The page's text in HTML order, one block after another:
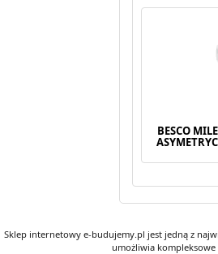
BESCO
Sklep internetowy e-budujemy.pl jest jedną z
umożliwia kompleksowe